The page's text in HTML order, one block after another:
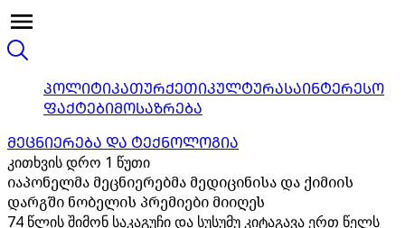
ᲞᲝᲚᲘᲢᲘᲙᲐᲗᲣᲠᲥᲔᲗᲘᲙᲣᲚᲢᲣᲠᲐᲡᲐᲘᲜᲢᲔᲠᲔᲡᲝ
ᲤᲐᲥᲢᲔᲑᲘᲛᲝᲡᲐᲖᲠᲔᲑᲐ
ᲛᲔᲪᲜᲘᲔᲠᲔᲑᲐ ᲓᲐ ᲢᲔᲥᲜᲝᲚᲝᲒᲘᲐ
კითხვის დრო 1 წუთი
იაპონელმა მეცნიერებმა მედიცინისა და ქიმიის
დარგში ნობელის პრემიები მიიღეს
74 წლის შიმონ საკაგუჩი და სუსუმუ კიტაგავა ერთ წელს